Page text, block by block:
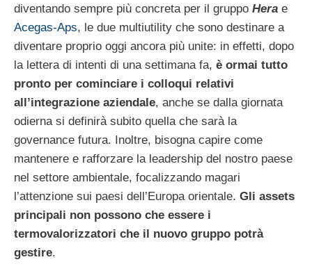
diventando sempre più concreta per il gruppo Hera e
Acegas-Aps, le due multiutility che sono destinare a
diventare proprio oggi ancora più unite: in effetti, dopo
la lettera di intenti di una settimana fa, è ormai tutto
pronto per cominciare i colloqui relativi
all’integrazione aziendale, anche se dalla giornata
odierna si definirà subito quella che sarà la
governance futura. Inoltre, bisogna capire come
mantenere e rafforzare la leadership del nostro paese
nel settore ambientale, focalizzando magari
l’attenzione sui paesi dell’Europa orientale. Gli assets
principali non possono che essere i
termovalorizzatori che il nuovo gruppo potrà
gestire.